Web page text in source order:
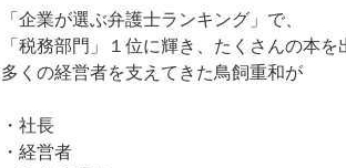
「企業が選ぶ弁護士ランキング」で、
「税務部門」１位に輝き、たくさんの本を
多くの経営者を支えてきた鳥飼重和が
・社長
・経営者